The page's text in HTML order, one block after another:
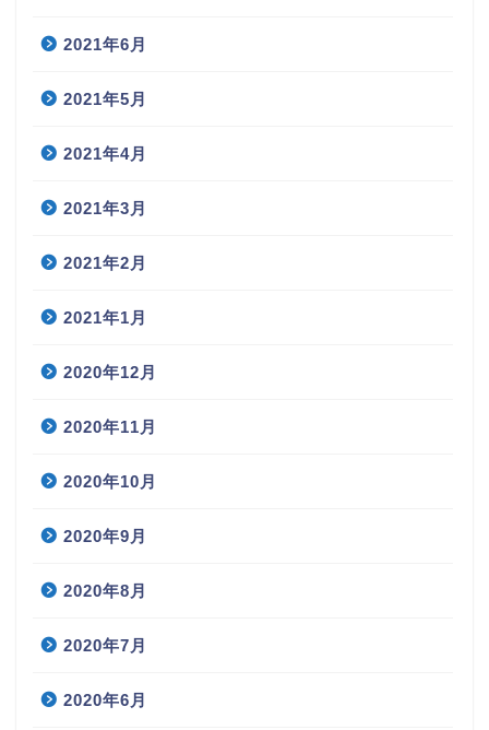
2021年6月
2021年5月
2021年4月
2021年3月
2021年2月
2021年1月
2020年12月
2020年11月
2020年10月
2020年9月
2020年8月
2020年7月
2020年6月